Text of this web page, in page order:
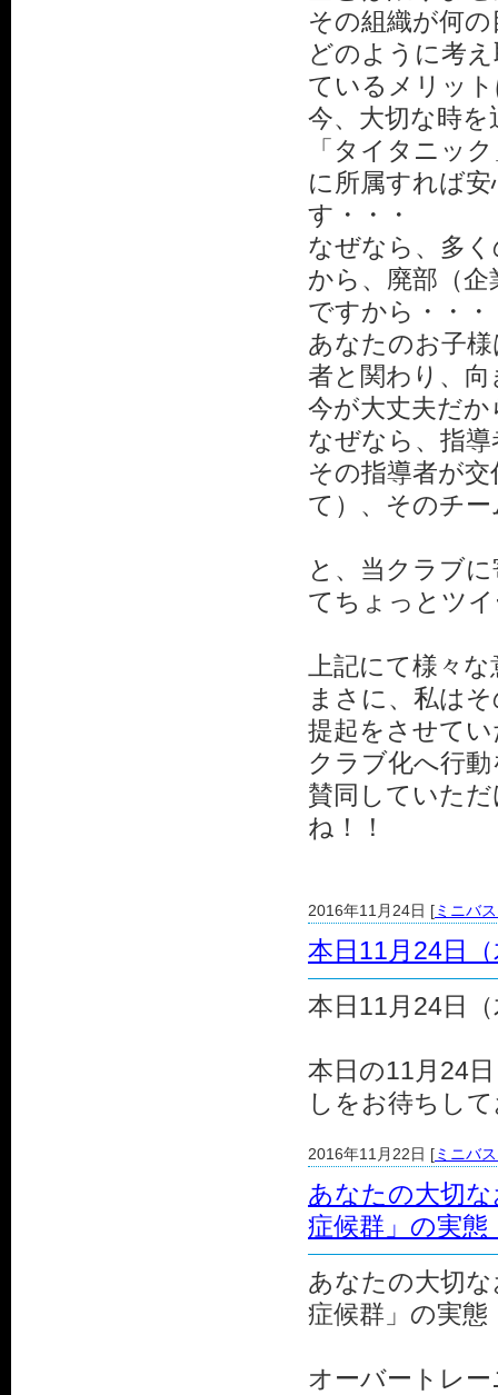
その組織が何
どのように考
ているメリッ
今、大切な時
「タイタニッ
に所属すれば
す・・・
なぜなら、多
から、廃部（
ですから・・・
あなたのお子
者と関わり、
今が大丈夫だ
なぜなら、指
その指導者が
て）、そのチ
と、当クラブ
てちょっとツ
上記にて様々
まさに、私は
提起をさせて
クラブ化へ行
賛同していた
ね！！
2016年11月24日 [ミニバ
本日11月24日
本日11月24日
本日の11月24
しをお待ちし
2016年11月22日 [ミニバ
あなたの大切
症候群」の実態
あなたの大切
症候群」の実態
オーバートレ